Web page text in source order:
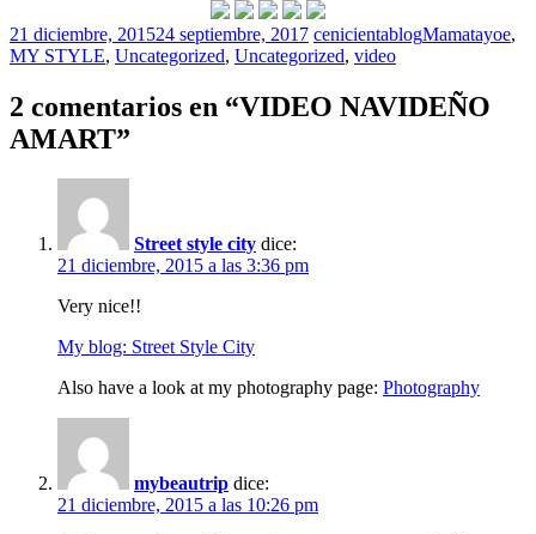
21 diciembre, 201524 septiembre, 2017 cenicientablogMamatayoe,
MY STYLE, Uncategorized, Uncategorized, video
2 comentarios en “VIDEO NAVIDEÑO
AMART”
Street style city dice:
21 diciembre, 2015 a las 3:36 pm
Very nice!!
My blog: Street Style City
Also have a look at my photography page: Photography
mybeautrip dice:
21 diciembre, 2015 a las 10:26 pm